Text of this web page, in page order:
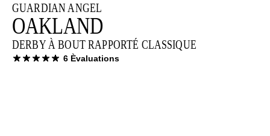
GUARDIAN ANGEL
OAKLAND
DERBY À BOUT RAPPORTÉ CLASSIQUE
6 Èvaluations